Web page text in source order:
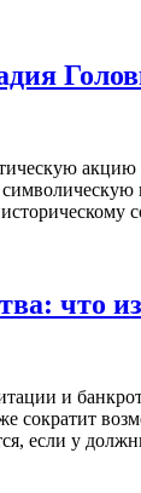
акцию
что
и
сократит
если у